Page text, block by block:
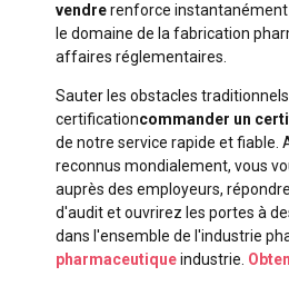
vendrerenforce
le domaine de la fabrication
affaires réglementaires.
Sauter les obstacles
certificationcommander un
de notre service rapide et fiable.
reconnus mondialement, vous
auprès des employeurs,
d'audit et ouvrirez les portes à
dans l'ensemble de l'industrie
pharmaceutiqueindustrie.